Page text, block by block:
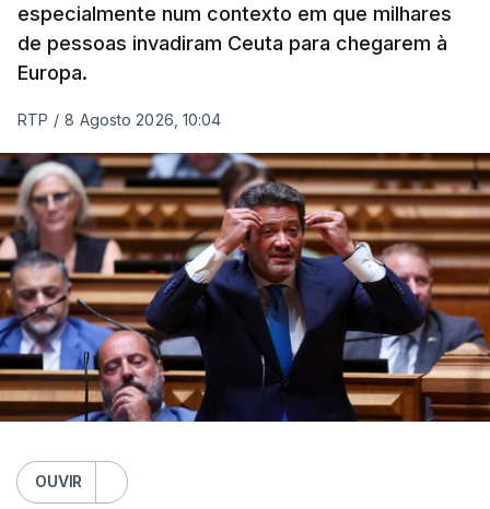
especialmente num contexto em que milhares
de pessoas invadiram Ceuta para chegarem à
Europa.
RTP / 8 Agosto 2026, 10:04
OUVIR